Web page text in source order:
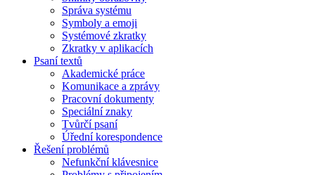
Správa systému
Symboly a emoji
Systémové zkratky
Zkratky v aplikacích
Psaní textů
Akademické práce
Komunikace a zprávy
Pracovní dokumenty
Speciální znaky
Tvůrčí psaní
Úřední korespondence
Řešení problémů
Nefunkční klávesnice